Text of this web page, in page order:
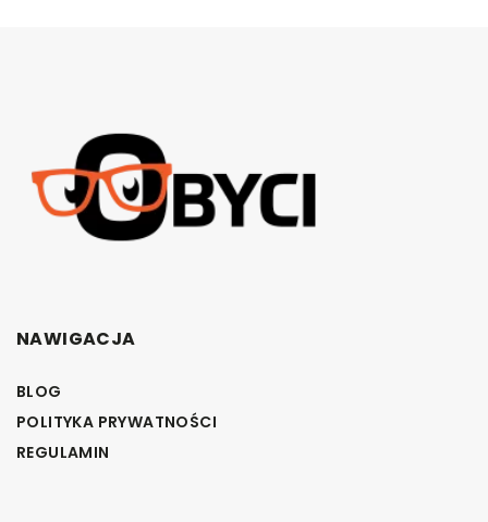
NAWIGACJA
BLOG
POLITYKA PRYWATNOŚCI
REGULAMIN